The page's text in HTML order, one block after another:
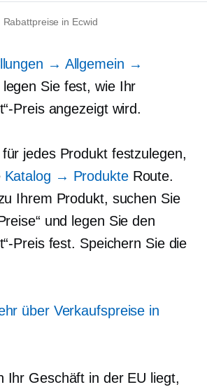
Rabattpreise in Ecwid
→ Allgemein →
legen Sie fest, wie Ihr
Preis angezeigt wird.
jedes Produkt festzulegen,
Katalog → ProdukteRoute.
Ihrem Produkt, suchen Sie
und legen Sie den
Preis fest. Speichern Sie die
über Verkaufspreise in
Ihr Geschäft in der EU liegt,